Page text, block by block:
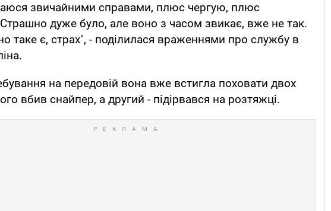
звичайними справами, плюс чергую, плюс
дуже було, але воно з часом звикає, вже не так.
таке є, страх", - поділилася враженнями про службу в
на передовій вона вже встигла поховати двох
вбив снайпер, а другий - підірвався на розтяжці.